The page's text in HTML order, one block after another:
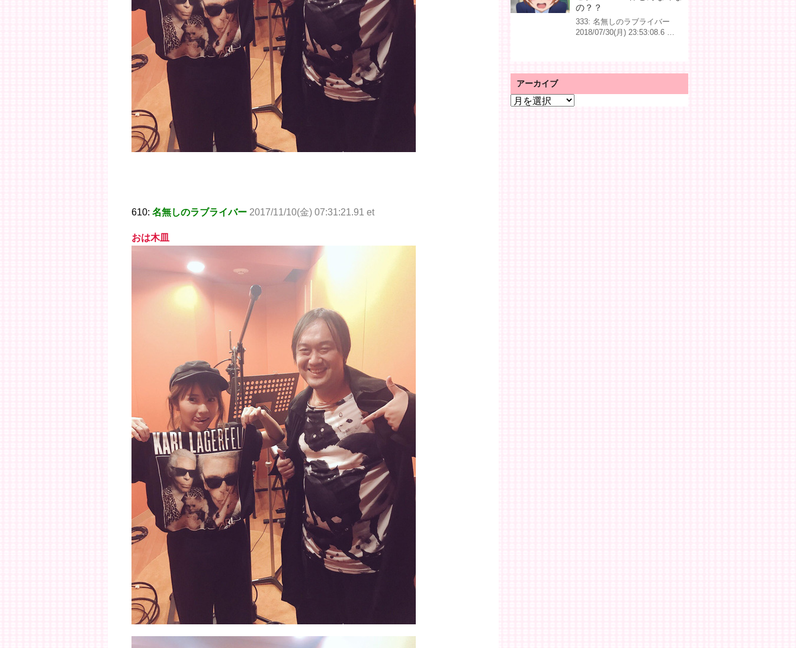
610: 名無しのラブライバー 2017/11/10(金) 07:31:21.91 et
おは木皿
の？？
333: 名無しのラブライバー
2018/07/30(月) 23:53:08.6 …
アーカイブ
ア